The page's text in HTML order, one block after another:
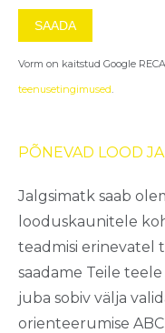
Vorm on kaitstud Google
teenusetingimused.
PÕNEVAD LOOD
Jalgsimatk saab
looduskaunitele
teadmisi erinevatel
saadame Teile
juba sobiv välja
orienteerumise